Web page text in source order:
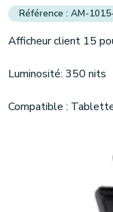
AM-
Afficheur client 15
Luminosité: 350 nits
Compatible :